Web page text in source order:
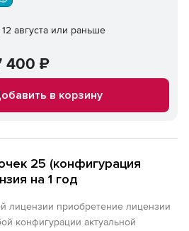
августа или раньше
400 ₽
в корзину
25 (конфигурация
на 1 год
лицензии приобретение лицензии
конфигурации актуальной